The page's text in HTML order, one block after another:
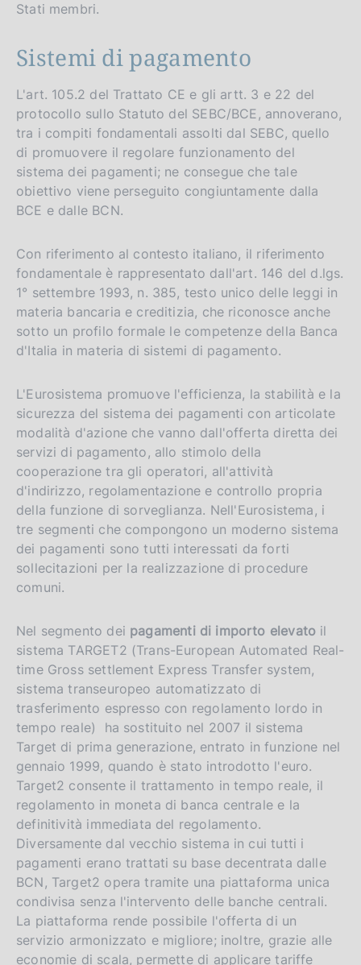
Stati membri.
Sistemi di pagamento
L'art. 105.2 del Trattato CE e gli artt. 3 e 22 del
protocollo sullo Statuto del SEBC/BCE, annoverano,
tra i compiti fondamentali assolti dal SEBC, quello
di promuovere il regolare funzionamento del
sistema dei pagamenti; ne consegue che tale
obiettivo viene perseguito congiuntamente dalla
BCE e dalle BCN.
Con riferimento al contesto italiano, il riferimento
fondamentale è rappresentato dall'art. 146 del d.lgs.
1° settembre 1993, n. 385, testo unico delle leggi in
materia bancaria e creditizia, che riconosce anche
sotto un profilo formale le competenze della Banca
d'Italia in materia di sistemi di pagamento.
L'Eurosistema promuove l'efficienza, la stabilità e la
sicurezza del sistema dei pagamenti con articolate
modalità d'azione che vanno dall'offerta diretta dei
servizi di pagamento, allo stimolo della
cooperazione tra gli operatori, all'attività
d'indirizzo, regolamentazione e controllo propria
della funzione di sorveglianza. Nell'Eurosistema, i
tre segmenti che compongono un moderno sistema
dei pagamenti sono tutti interessati da forti
sollecitazioni per la realizzazione di procedure
comuni.
Nel segmento dei pagamenti di importo elevato il
sistema TARGET2 (Trans-European Automated Real-
time Gross settlement Express Transfer system,
sistema transeuropeo automatizzato di
trasferimento espresso con regolamento lordo in
tempo reale) ha sostituito nel 2007 il sistema
Target di prima generazione, entrato in funzione nel
gennaio 1999, quando è stato introdotto l'euro.
Target2 consente il trattamento in tempo reale, il
regolamento in moneta di banca centrale e la
definitività immediata del regolamento.
Diversamente dal vecchio sistema in cui tutti i
pagamenti erano trattati su base decentrata dalle
BCN, Target2 opera tramite una piattaforma unica
condivisa senza l'intervento delle banche centrali.
La piattaforma rende possibile l'offerta di un
servizio armonizzato e migliore; inoltre, grazie alle
economie di scala, permette di applicare tariffe